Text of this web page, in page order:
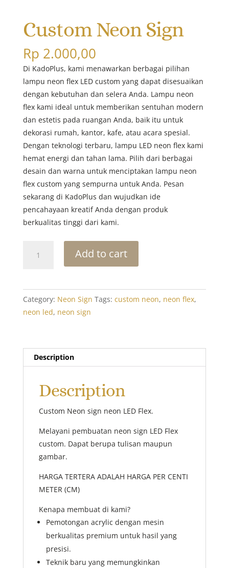
Custom Neon Sign
Rp 2.000,00
Di KadoPlus, kami menawarkan berbagai pilihan
lampu neon flex LED custom yang dapat disesuaikan
dengan kebutuhan dan selera Anda. Lampu neon
flex kami ideal untuk memberikan sentuhan modern
dan estetis pada ruangan Anda, baik itu untuk
dekorasi rumah, kantor, kafe, atau acara spesial.
Dengan teknologi terbaru, lampu LED neon flex kami
hemat energi dan tahan lama. Pilih dari berbagai
desain dan warna untuk menciptakan lampu neon
flex custom yang sempurna untuk Anda. Pesan
sekarang di KadoPlus dan wujudkan ide
pencahayaan kreatif Anda dengan produk
berkualitas tinggi dari kami.
Neon
Add to cart
Category: Neon Sign Tags: custom neon, neon flex,
neon led, neon sign
Description
Description
Custom Neon sign neon LED Flex.
Melayani pembuatan neon sign LED Flex
custom. Dapat berupa tulisan maupun
gambar.
HARGA TERTERA ADALAH HARGA PER CENTI
METER (CM)
Kenapa membuat di kami?
Pemotongan acrylic dengan mesin
berkualitas premium untuk hasil yang
presisi.
Teknik baru yang memungkinkan